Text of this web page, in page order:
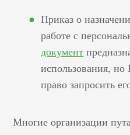
Приказ о
работе с
документ
использования, но
право запросить
Многие организации